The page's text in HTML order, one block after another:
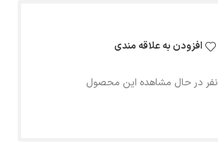
افزودن به علاقه مندی
نفر در حال مشاهده این محصول